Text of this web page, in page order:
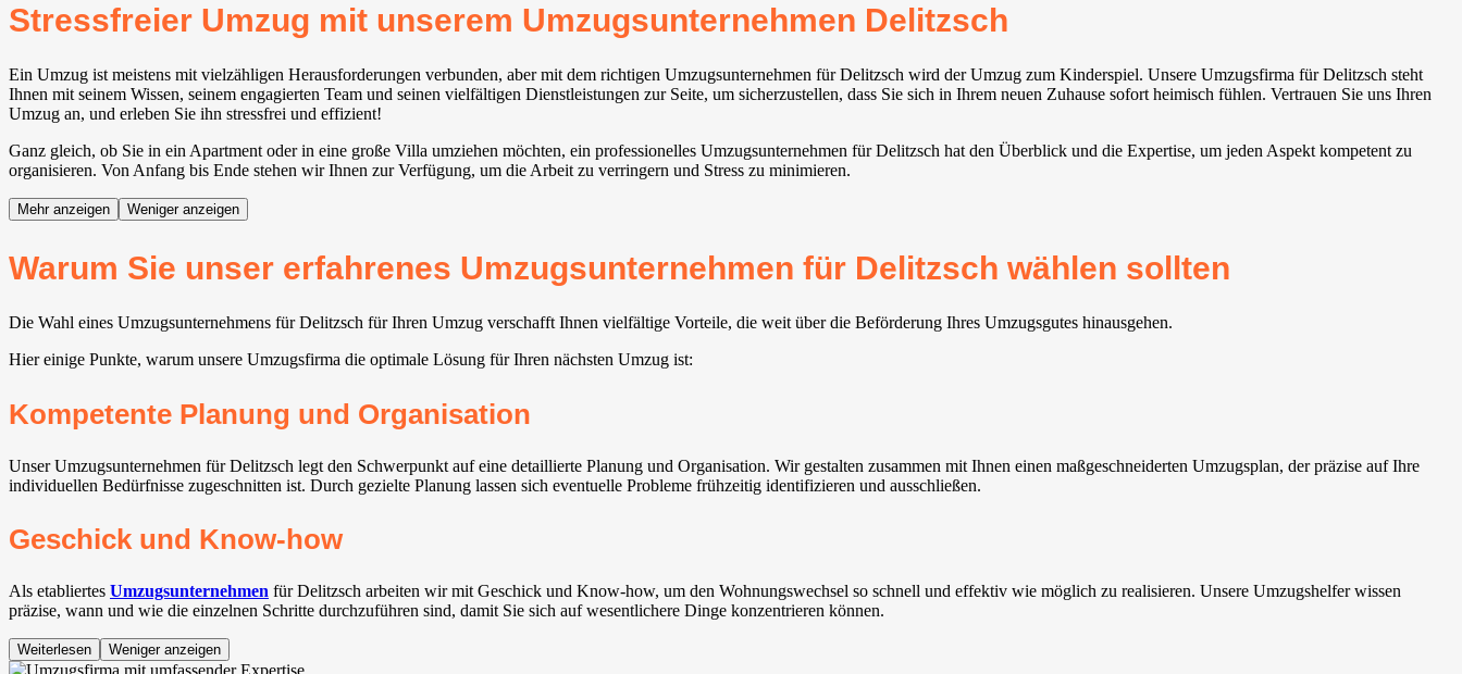
Stressfreier Umzug mit unserem Umzugsunternehmen Delitzsch
Ein Umzug ist meistens mit vielzähligen Herausforderungen verbunden, aber mit dem richtigen Umzugsunternehmen für Delitzsch wird der Umzug zum Kinderspiel. Unsere Umzugsfirma für Delitzsch steht
Ihnen mit seinem Wissen, seinem engagierten Team und seinen vielfältigen Dienstleistungen zur Seite, um sicherzustellen, dass Sie sich in Ihrem neuen Zuhause sofort heimisch fühlen. Vertrauen Sie uns Ihren
Umzug an, und erleben Sie ihn stressfrei und effizient!
Ganz gleich, ob Sie in ein Apartment oder in eine große Villa umziehen möchten, ein professionelles Umzugsunternehmen für Delitzsch hat den Überblick und die Expertise, um jeden Aspekt kompetent zu
organisieren. Von Anfang bis Ende stehen wir Ihnen zur Verfügung, um die Arbeit zu verringern und Stress zu minimieren.
Mehr anzeigen Weniger anzeigen
Warum Sie unser erfahrenes Umzugsunternehmen für Delitzsch wählen sollten
Die Wahl eines Umzugsunternehmens für Delitzsch für Ihren Umzug verschafft Ihnen vielfältige Vorteile, die weit über die Beförderung Ihres Umzugsgutes hinausgehen.
Hier einige Punkte, warum unsere Umzugsfirma die optimale Lösung für Ihren nächsten Umzug ist:
Kompetente Planung und Organisation
Unser Umzugsunternehmen für Delitzsch legt den Schwerpunkt auf eine detaillierte Planung und Organisation. Wir gestalten zusammen mit Ihnen einen maßgeschneiderten Umzugsplan, der präzise auf Ihre
individuellen Bedürfnisse zugeschnitten ist. Durch gezielte Planung lassen sich eventuelle Probleme frühzeitig identifizieren und ausschließen.
Geschick und Know-how
Als etabliertes Umzugsunternehmen für Delitzsch arbeiten wir mit Geschick und Know-how, um den Wohnungswechsel so schnell und effektiv wie möglich zu realisieren. Unsere Umzugshelfer wissen
präzise, wann und wie die einzelnen Schritte durchzuführen sind, damit Sie sich auf wesentlichere Dinge konzentrieren können.
Weiterlesen Weniger anzeigen